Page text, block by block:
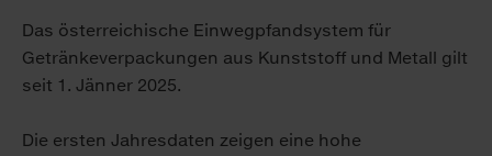
Das österreichische Einwegpfandsystem für
Getränkeverpackungen aus Kunststoff und Metall gilt
seit 1. Jänner 2025.
Die ersten Jahresdaten zeigen eine hohe